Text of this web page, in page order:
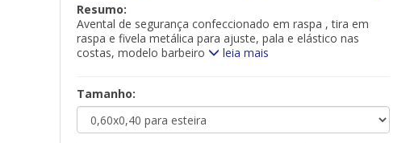
Resumo:
Avental de segurança confeccionado em raspa , tira em
raspa e fivela metálica para ajuste, pala e elástico nas
costas, modelo barbeiro
leia mais
Tamanho: